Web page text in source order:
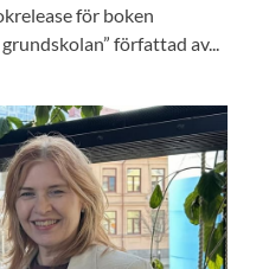
för boken
författad av...